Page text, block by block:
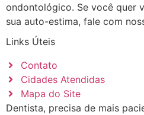
ondontológico. Se você quer
sua auto-estima, fale com
Links Úteis
Contato
Cidades Atendidas
Mapa do Site
Dentista, precisa de mais